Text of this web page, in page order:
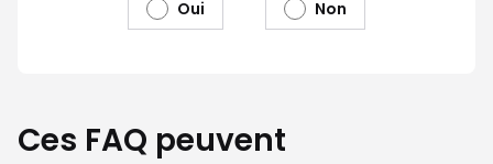
Oui Non
Ces FAQ peuvent